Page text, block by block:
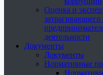
Оценка и
деятельности
Документы
Документы
Нормативные